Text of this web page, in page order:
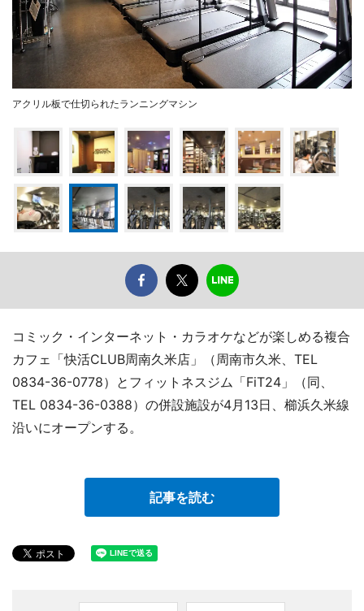
アクリル板で仕切られたランニングマシン
コミック・インターネット・カラオケなどが楽しめる複合
カフェ「快活CLUB周南久米店」（周南市久米、TEL
0834-36-0778）とフィットネスジム「FiT24」（同、
TEL 0834-36-0388）の併設施設が4月13日、櫛浜久米線
沿いにオープンする。
記事を読む